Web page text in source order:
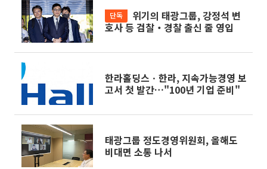
단독
호사 등 검찰‧경찰 출신 줄 영입
한라홀딩스ㆍ한라, 지속가능경영 보
고서 첫 발간…"100년 기업 준비"
태광그룹 정도경영위원회, 올해도
비대면 소통 나서